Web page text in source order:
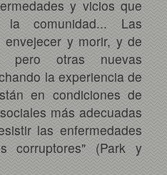
y vicios que
comunidad... Las
envejecer y morir, y de
pero otras nuevas
la experiencia de
en condiciones de
más adecuadas
las enfermedades
corruptores" (Park y